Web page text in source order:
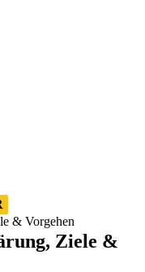
& Vorgehen
Ziele &